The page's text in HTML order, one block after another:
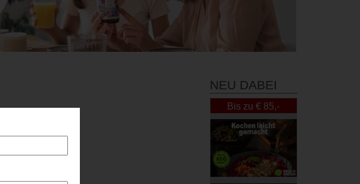
NEU DABEI
Bis zu € 85,-
Rabatt